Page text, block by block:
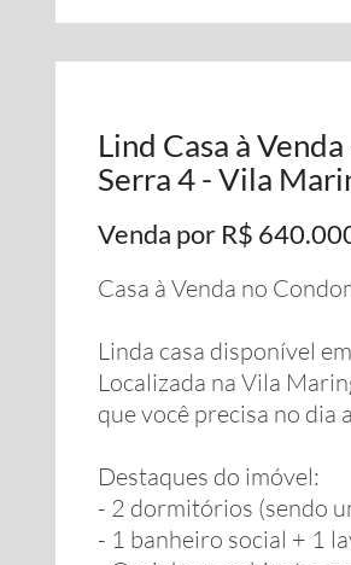
Lind Casa à
Serra 4 - Vila
Venda por R$
Casa à Venda no
Linda casa disponível
Localizada na Vila
que você precisa no dia
Destaques do imóvel:
- 2 dormitórios (sendo
- 1 banheiro social + 1